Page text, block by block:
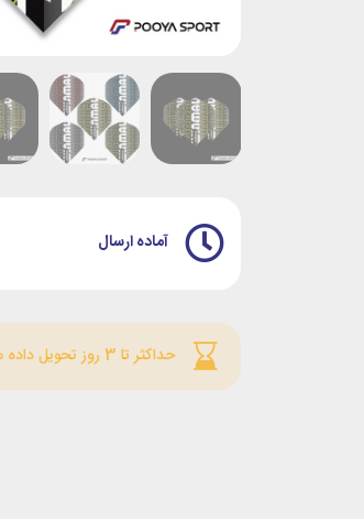
آماده ارسال
حداکثر تا 3 روز تحویل داده می شود.